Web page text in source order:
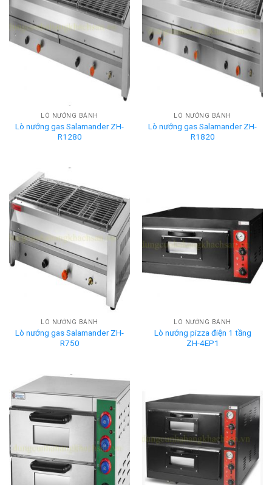
LÒ NƯỚNG BÁNH
Lò nướng gas Salamander ZH-
R1280
LÒ NƯỚNG BÁNH
Lò nướng gas Salamander ZH-
R1820
LÒ NƯỚNG BÁNH
Lò nướng gas Salamander ZH-
R750
LÒ NƯỚNG BÁNH
Lò nướng pizza điện 1 tầng
ZH-4EP1